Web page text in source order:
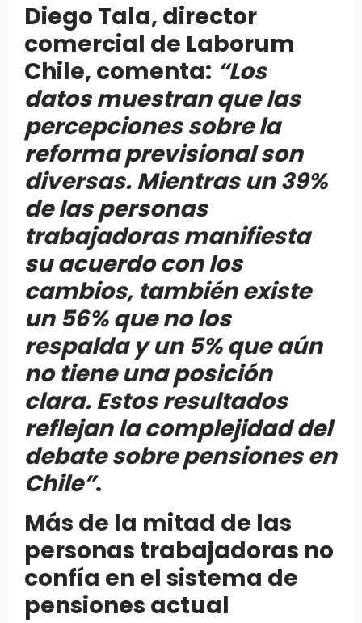
Diego Tala, director
comercial de Laborum
Chile, comenta: “Los
datos muestran que las
percepciones sobre la
reforma previsional son
diversas. Mientras un 39%
de las personas
trabajadoras manifiesta
su acuerdo con los
cambios, también existe
un 56% que no los
respalda y un 5% que aún
no tiene una posición
clara. Estos resultados
reflejan la complejidad del
debate sobre pensiones en
Chile”.
Más de la mitad de las
personas trabajadoras no
confía en el sistema de
pensiones actual